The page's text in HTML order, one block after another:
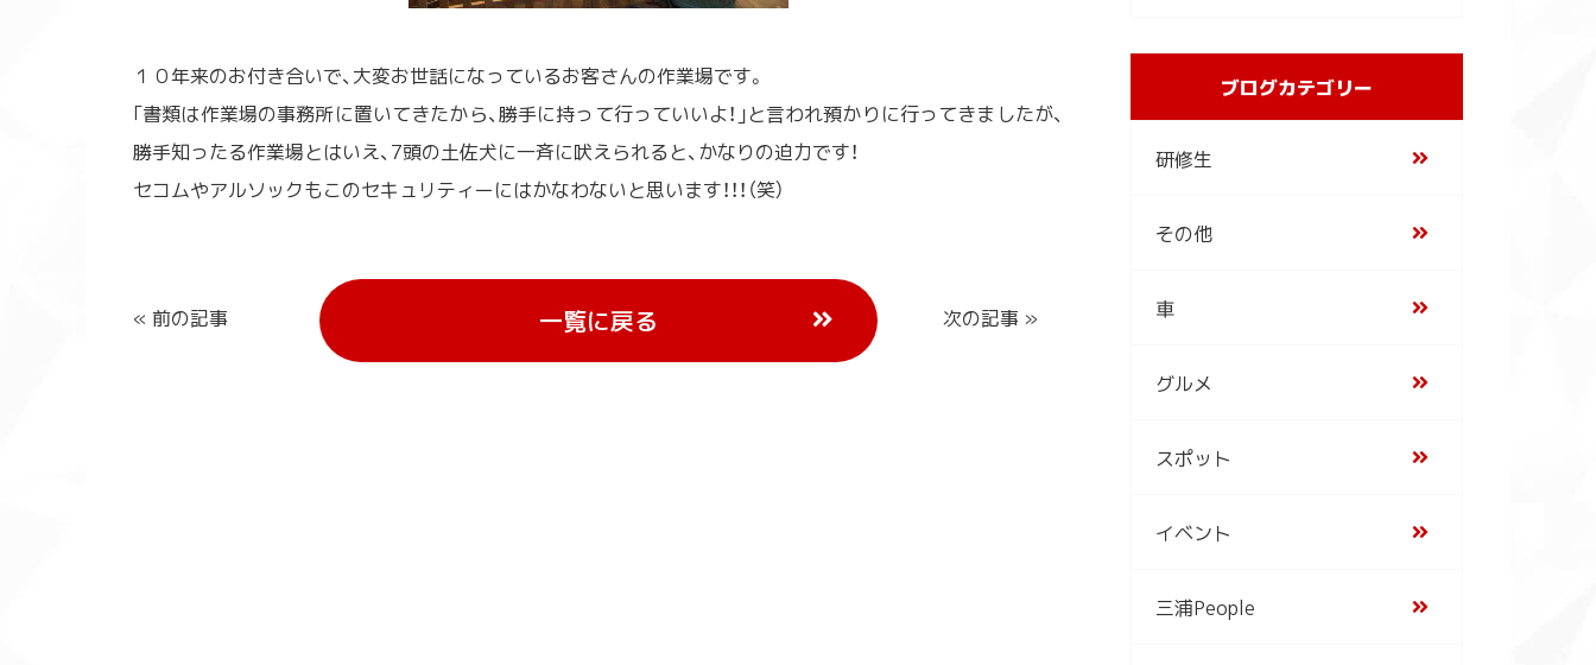
１０年来のお付き合いで、大変お世話になっているお客さんの作業場です。
｢書類は作業場の事務所に置いてきたから、勝手に持って行っていいよ！｣と言われ預かりに行ってきましたが、
勝手知ったる作業場とはいえ、7頭の土佐犬に一斉に吠えられると、かなりの迫力です！
セコムやアルソックもこのセキュリティーにはかなわないと思います！！！（笑）
« 前の記事 一覧に戻る 次の記事 »
ブログカテゴリー
研修生
その他
車
グルメ
スポット
イベント
三浦People